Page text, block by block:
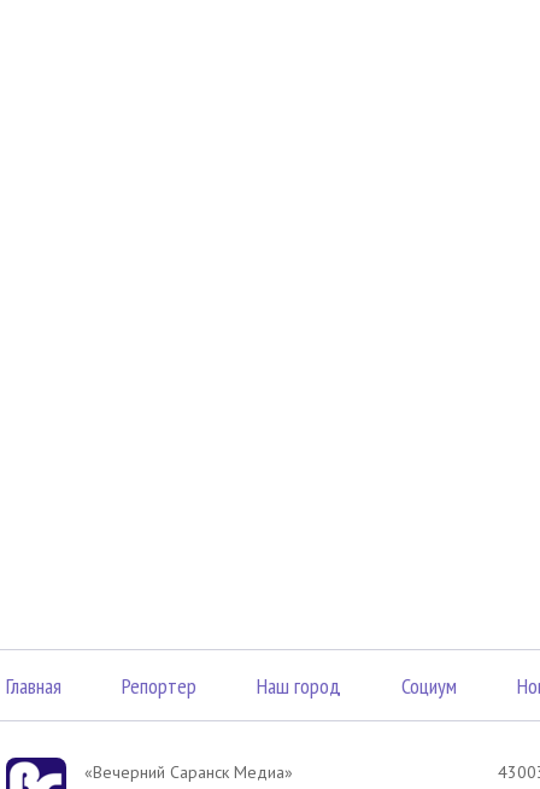
Главная Репортер Наш город Социум
«Вечерний Саранск Mедиа»